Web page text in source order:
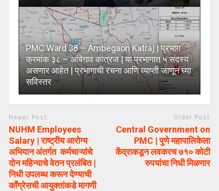
PMC Ward 38 – Ambegaon Katraj | प्रभाग
क्रमांक ३८ – आंबेगाव कात्रज | या प्रभागात ५ सदस्य
असणार आहेत | प्रभागाची रचना आणि व्याप्ती जाणून घ्या
सविस्तर
Newer Post
NUHM Employees
Salary | राष्ट्रीय आरोग्य
अभियान अंतर्गत कर्मचाऱ्यांचे
दोन महिन्याचे वेतन प्रलंबित |
निधी उपलब्ध करून देण्याची
कॉंग्रेसची आयुक्तांकडे मागणी
Older Post
Central Government on
PMC | पुणे महापालिकेला
केंद्राकडून लवकरच ७१० कोटी
रुपयांचा निधी मिळणार